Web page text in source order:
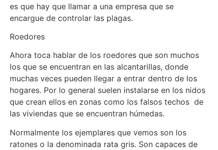
es que hay que llamar a una empresa que se
encargue de controlar las plagas.
Roedores
Ahora toca hablar de los roedores que son muchos
los que se encuentran en las alcantarillas, donde
muchas veces pueden llegar a entrar dentro de los
hogares. Por lo general suelen instalarse en los nidos
que crean ellos en zonas como los falsos techos de
las viviendas que se encuentran húmedas.
Normalmente los ejemplares que vemos son los
ratones o la denominada rata gris. Son capaces de